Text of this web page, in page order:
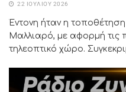
22 ΙΟΥΛΊΟΥ 2026
Έντονη ήταν η
Μαλλιαρό, με αφορμή τις
τηλεοπτικό χώρο.